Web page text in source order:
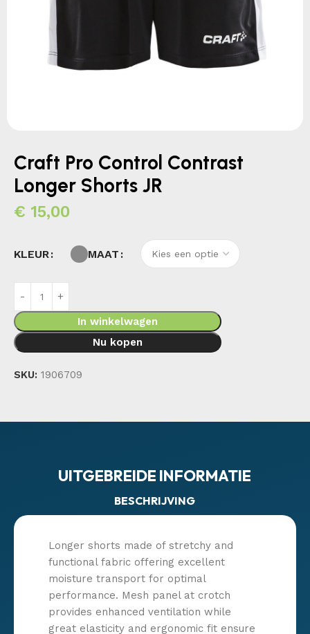
Craft Pro Control Contrast
Longer Shorts JR
€ 15,00
KLEUR MAAT
In winkelwagen
Nu kopen
SKU: 1906709
UITGEBREIDE INFORMATIE
BESCHRIJVING
Longer shorts made of stretchy and
functional fabric offering excellent
moisture transport for optimal
performance. Mesh panel at crotch
provides enhanced ventilation while
great elasticity and ergonomic fit ensure